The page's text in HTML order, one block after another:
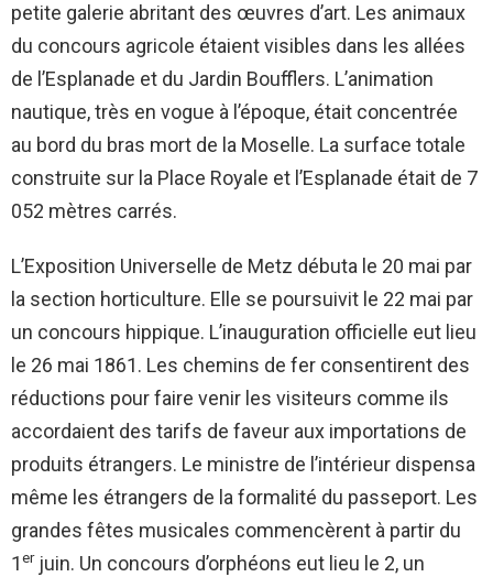
petite galerie abritant des œuvres d’art. Les animaux
du concours agricole étaient visibles dans les allées
de l’Esplanade et du Jardin Boufflers. L’animation
nautique, très en vogue à l’époque, était concentrée
au bord du bras mort de la Moselle. La surface totale
construite sur la Place Royale et l’Esplanade était de 7
052 mètres carrés.
L’Exposition Universelle de Metz débuta le 20 mai par
la section horticulture. Elle se poursuivit le 22 mai par
un concours hippique. L’inauguration officielle eut lieu
le 26 mai 1861. Les chemins de fer consentirent des
réductions pour faire venir les visiteurs comme ils
accordaient des tarifs de faveur aux importations de
produits étrangers. Le ministre de l’intérieur dispensa
même les étrangers de la formalité du passeport. Les
grandes fêtes musicales commencèrent à partir du
1erjuin. Un concours d’orphéons eut lieu le 2, un